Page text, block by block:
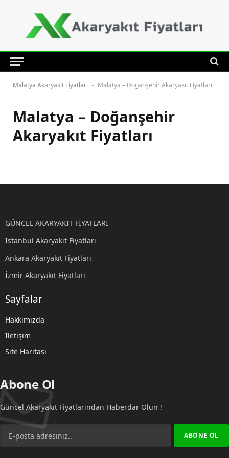
Malatya Akaryakıt Fiyatları - Malatya – Doğanşehir Akaryakıt Fiyatları
Malatya – Doğanşehir
Akaryakıt Fiyatları
GÜNCEL AKARYAKIT FİYATLARI
İstanbul Akaryakıt Fiyatları
Ankara Akaryakıt Fiyatları
İzmir Akaryakıt Fiyatları
Sayfalar
Hakkımızda
İletişim
Site Haritası
Abone Ol
Güncel Akaryakıt Fiyatlarından Haberdar Olun !